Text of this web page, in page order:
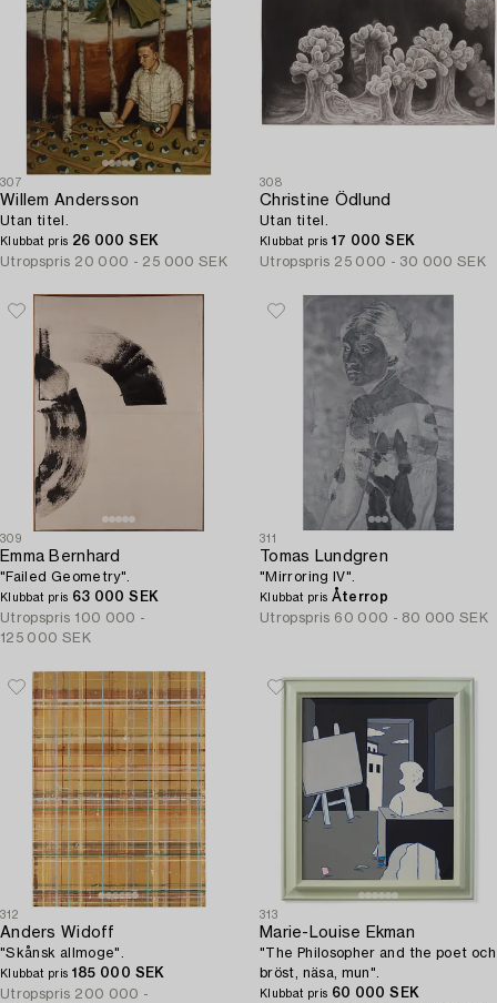
307
Willem Andersson
Utan titel.
Klubbat pris 26 000 SEK
Utropspris 20 000 - 25 000 SEK
308
Christine Ödlund
Utan titel.
Klubbat pris 17 000 SEK
Utropspris 25 000 - 30 000 SEK
309
Emma Bernhard
"Failed Geometry".
Klubbat pris 63 000 SEK
Utropspris 100 000 -
125 000 SEK
311
Tomas Lundgren
"Mirroring IV".
Klubbat pris Återrop
Utropspris 60 000 - 80 000 SEK
312
Anders Widoff
"Skånsk allmoge".
Klubbat pris 185 000 SEK
Utropspris 200 000 -
313
Marie-Louise Ekman
"The Philosopher and the poet och
bröst, näsa, mun".
Klubbat pris 60 000 SEK